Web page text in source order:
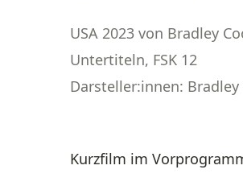
USA 2023 von Bradley
Untertiteln, FSK 12
Darsteller:innen:
Kurzfilm im